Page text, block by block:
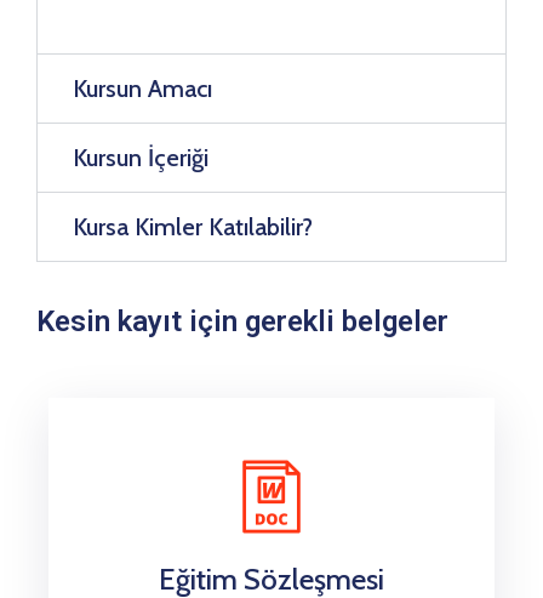
Kursun Amacı
Kursun İçeriği
Kursa Kimler Katılabilir?
Kesin kayıt için gerekli belgeler
Eğitim Sözleşmesi